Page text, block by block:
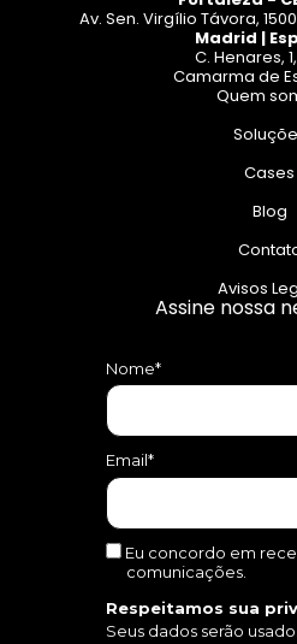
Av. Sen. Virgílio Távora,
Madrid |
C. Henares,
Camarma de
Quem
Cases
Blog
Avisos
Assine nossa
Nome*
Email*
Eu concordo em
comunicações.
Respeitamos sua
Seus dados serão